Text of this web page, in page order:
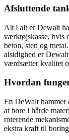
Afsluttende
Alt i alt er Dewalt
værktøjskasse, hvis
beton, sten og
alsidighed er
værdsætter kvalitet
Hvordan
En DeWalt
at bore i hårde
roterende
ekstra kraft til